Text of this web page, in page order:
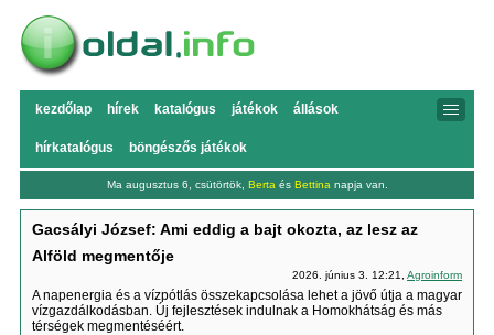
kezdőlap hírek katalógus játékok állások
hírkatalógus böngészős játékok
Ma augusztus 6, csütörtök, Berta és Bettina napja van.
Gacsályi József: Ami eddig a bajt okozta, az lesz az
Alföld megmentője
2026. június 3. 12:21,Agroinform
A napenergia és a vízpótlás összekapcsolása lehet a jövő útja a magyar
vízgazdálkodásban. Új fejlesztések indulnak a Homokhátság és más
térségek megmentéséért.